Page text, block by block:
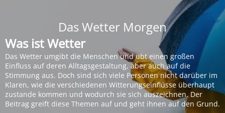
Das Wetter Morgen
Was ist Wetter
Das Wetter umgibt die Menschen und übt einen großen
Einfluss auf deren Alltagsgestaltung, aber auch auf die
Stimmung aus. Doch sind sich viele Personen nicht darüber im
Klaren, wie die verschiedenen Witterungseinflüsse überhaupt
zustande kommen und wodurch sie sich auszeichnen. Der
Beitrag greift diese Themen auf und geht ihnen auf den Grund.